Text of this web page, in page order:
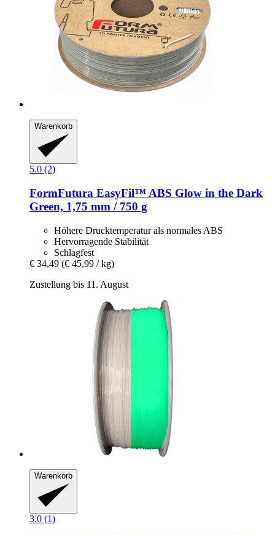
Warenkorb
5.0 (2)
FormFutura EasyFil™ ABS Glow in the Dark
Green, 1,75 mm / 750 g
Höhere Drucktemperatur als normales ABS
Hervorragende Stabilität
Schlagfest
€ 34,49 (€ 45,99 / kg)
Zustellung bis 11. August
Warenkorb
3.0 (1)